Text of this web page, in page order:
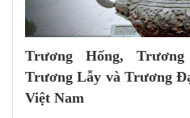
Trương Hống,
Trương Lẫy và Trương
Việt Nam